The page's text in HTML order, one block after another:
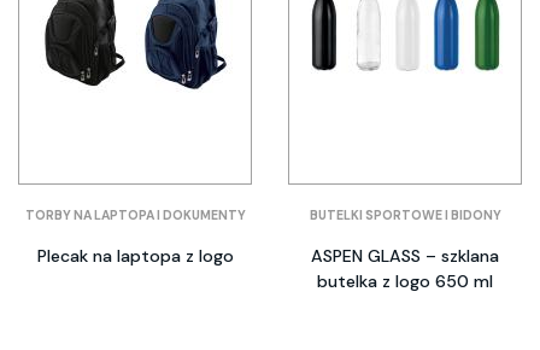
TORBY NA LAPTOPA I DOKUMENTY
Plecak na laptopa z logo
BUTELKI SPORTOWE I BIDONY
ASPEN GLASS – szklana
butelka z logo 650 ml